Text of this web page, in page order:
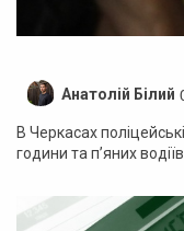
Анатолій Білий
В Черкасах
години та п’яних водіїв